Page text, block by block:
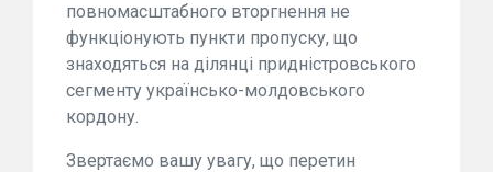
повномасштабного вторгнення не
функціонують пункти пропуску, що
знаходяться на ділянці придністровського
сегменту українсько-молдовського
кордону.
Звертаємо вашу увагу, що перетин